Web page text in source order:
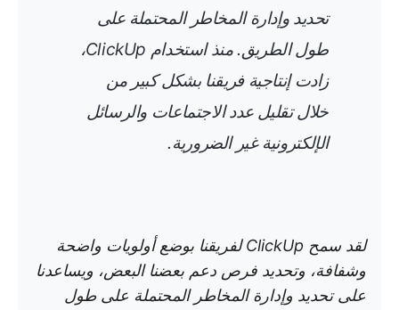
تحديد وإدارة المخاطر المحتملة على
طول الطريق. منذ استخدام ClickUp،
زادت إنتاجية فريقنا بشكل كبير من
خلال تقليل عدد الاجتماعات والرسائل
الإلكترونية غير الضرورية.
لقد سمح ClickUp لفريقنا بوضع أولويات واضحة
وشفافة، وتحديد فرص دعم بعضنا البعض، ويساعدنا
على تحديد وإدارة المخاطر المحتملة على طول